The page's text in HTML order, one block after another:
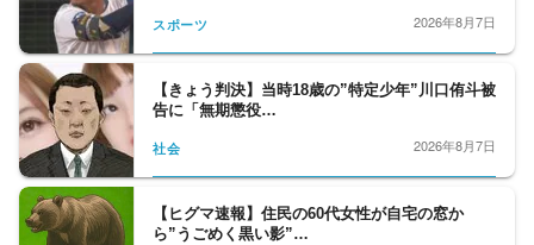
スポーツ 2026年8月7日
【きょう判決】当時18歳の”特定少年”川口侑斗被
告に「無期懲役…
社会 2026年8月7日
【ヒグマ速報】住民の60代女性が自宅の窓か
ら”うごめく黒い影”…